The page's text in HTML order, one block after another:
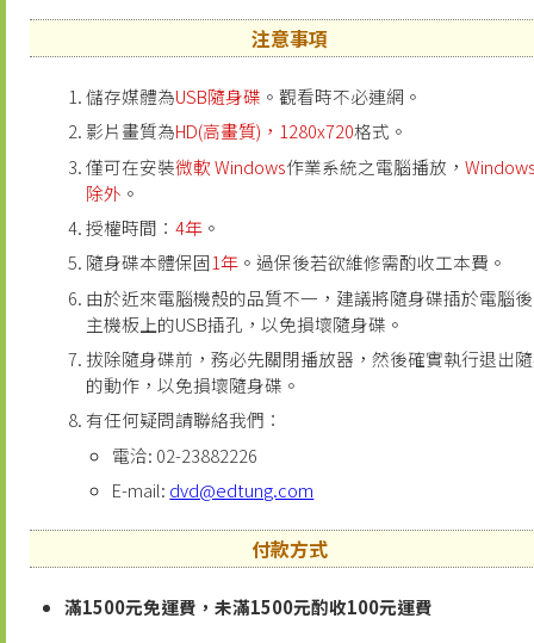
注意事項
儲存媒體為USB隨身碟 。觀看時不必連網。
影片畫質為HD(高畫質)，1280x720格式。
僅可在安裝微軟 Windows作業系統之電腦播放，
除外 。
授權時間：4年 。
隨身碟本體保固1年 。過保後若欲維修需酌收工本費。
由於近來電腦機殼的品質不一，建議將隨身碟插於電腦
主機板上的USB插孔，以免損壞隨身碟。
拔除隨身碟前，務必先關閉播放器，然後確實執行退出
的動作，以免損壞隨身碟。
有任何疑問請聯絡我們：
電洽: 02-23882226
E-mail: dvd@edtung.com
付款方式
滿1500元免運費，未滿1500元酌收100元運費